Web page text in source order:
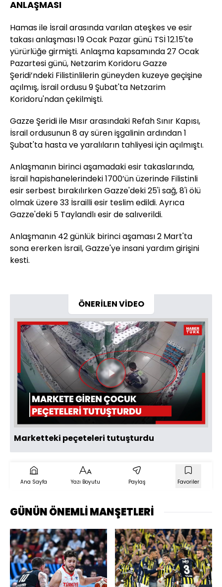
ANLAŞMASI
Hamas ile İsrail arasında varılan ateşkes ve esir
takası anlaşması 19 Ocak Pazar günü TSİ 12.15'te
yürürlüğe girmişti. Anlaşma kapsamında 27 Ocak
Pazartesi günü, Netzarim Koridoru Gazze
Şeridi’ndeki Filistinlilerin güneyden kuzeye geçişine
açılmış, İsrail ordusu 9 Şubat'ta Netzarim
Koridoru'ndan çekilmişti.
Gazze Şeridi ile Mısır arasındaki Refah Sınır Kapısı,
İsrail ordusunun 8 ay süren işgalinin ardından 1
Şubat'ta hasta ve yaralıların tahliyesi için açılmıştı.
Anlaşmanın birinci aşamadaki esir takaslarında,
İsrail hapishanelerindeki 1700’ün üzerinde Filistinli
esir serbest bırakılırken Gazze'deki 25'i sağ, 8'i ölü
olmak üzere 33 İsrailli esir teslim edildi. Ayrıca
Gazze'deki 5 Taylandlı esir de salıverildi.
Anlaşmanın 42 günlük birinci aşaması 2 Mart'ta
sona ererken İsrail, Gazze'ye insani yardım girişini
kesti.
ÖNERİLEN VİDEO
Videoyu
Oynat
Marketteki peçeteleri tutuşturdu
Ana Sayfa Yazı Boyutu Paylaş Favoriler
GÜNÜN ÖNEMLİ MANŞETLERİ